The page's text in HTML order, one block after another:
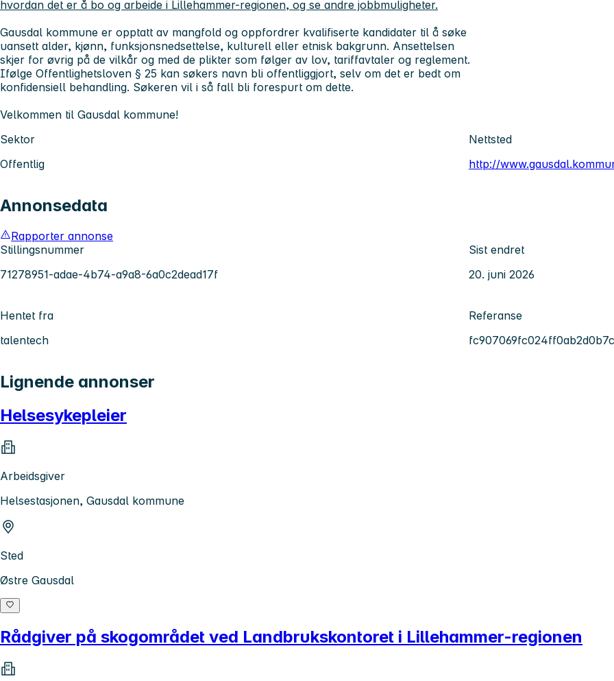
hvordan det er å bo og arbeide i Lillehammer-regionen, og se andre jobbmuligheter.
Gausdal kommune er opptatt av mangfold og oppfordrer kvalifiserte kandidater til å søke
uansett alder, kjønn, funksjonsnedsettelse, kulturell eller etnisk bakgrunn. Ansettelsen
skjer for øvrig på de vilkår og med de plikter som følger av lov, tariffavtaler og reglement.
Ifølge Offentlighetsloven § 25 kan søkers navn bli offentliggjort, selv om det er bedt om
konfidensiell behandling. Søkeren vil i så fall bli forespurt om dette.
Velkommen til Gausdal kommune!
Sektor
Offentlig
Nettsted
http://
Annonsedata
Rapporter annonse
Stillingsnummer
71278951-adae-4b74-a9a8-6a0c2dead17f
Sist endret
20. juni 2026
Hentet fra
talentech
Referanse
Lignende annonser
Helsesykepleier
Arbeidsgiver
Helsestasjonen, Gausdal kommune
Sted
Østre Gausdal
Rådgiver på skogområdet ved Landbrukskontoret i Lillehammer-regionen